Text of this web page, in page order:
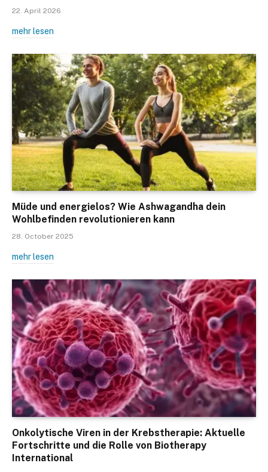
22. April 2026
mehr lesen
Müde und energielos? Wie Ashwagandha dein
Wohlbefinden revolutionieren kann
28. October 2025
mehr lesen
Onkolytische Viren in der Krebstherapie: Aktuelle
Fortschritte und die Rolle von Biotherapy
International